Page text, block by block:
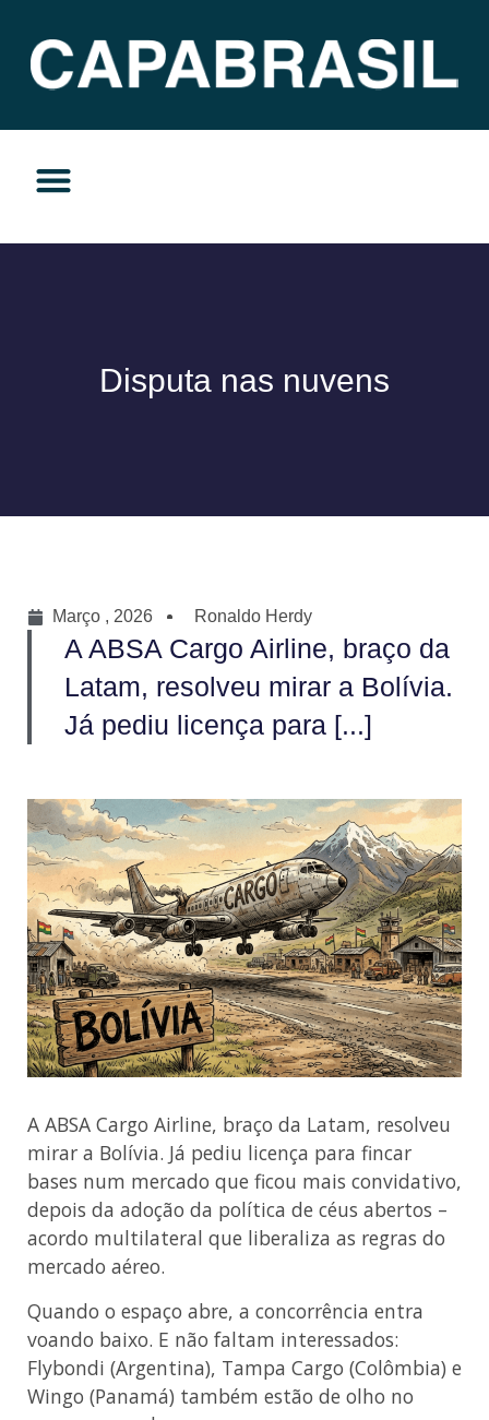
Disputa nas nuvens
Março , 2026 Ronaldo Herdy
A ABSA Cargo Airline, braço da
Latam, resolveu mirar a Bolívia.
Já pediu licença para [...]
A ABSA Cargo Airline, braço da Latam, resolveu
mirar a Bolívia. Já pediu licença para fincar
bases num mercado que ficou mais convidativo,
depois da adoção da política de céus abertos –
acordo multilateral que liberaliza as regras do
mercado aéreo.
Quando o espaço abre, a concorrência entra
voando baixo. E não faltam interessados:
Flybondi (Argentina), Tampa Cargo (Colômbia) e
Wingo (Panamá) também estão de olho no